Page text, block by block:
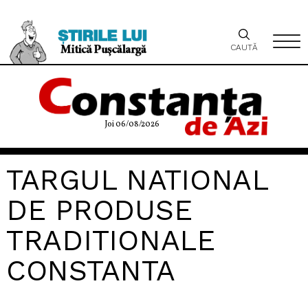
Joi 06/08/2026
CAUTĂ
TARGUL NATIONAL
DE PRODUSE
TRADITIONALE
CONSTANTA